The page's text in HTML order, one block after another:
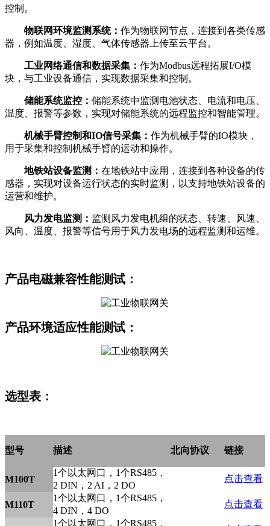
控制。
物联网环境监测系统： 作为物联网节点，连接到各类传感
器，例如温度、湿度、气体传感器上传至云平台。
工业网络通信和数据采集： 作为Modbus远程拓展I/O模
块，与工业设备通信，实现数据采集和控制。
储能系统监控： 储能系统中监测电池状态、电流和电压、
温度、报警等参数，实现对储能系统的远程监控和智能管理。
机械手臂控制和IO信号采集： 作为机械手臂的IO模块，
用于采集和控制机械手臂的运动和操作。
地铁站设备监测： 在地铁站中应用，连接到各种设备的传
感器，实现对设备运行状态的实时监测，以支持地铁站设备的
运营和维护。
风力发电监测： 监测风力发电机组的状态、转速、风速、
风向、温度、报警等信号用于风力发电场的远程监测和运维。
产品电磁兼容性能测试：
产品环境适应性能测试：
选型表：
型号 描述 北向协议 链接
M100T
1个以太网口，1个RS485，
2 DIN，2 AI，2 DO
点击查看
M110T
1个以太网口，1个RS485，
4 DIN，4 DO
点击查看
1个以太网口，1个RS485，